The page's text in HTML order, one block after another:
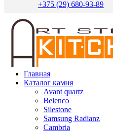
+375 (29) 680-93-89
Главная
Каталог камня
Avant quartz
Belenco
Silestone
Samsung Radianz
Сambria